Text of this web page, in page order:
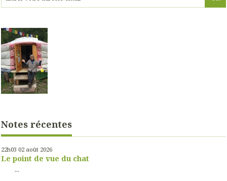
Notes récentes
22h03 02 août 2026
Le point de vue du chat
...